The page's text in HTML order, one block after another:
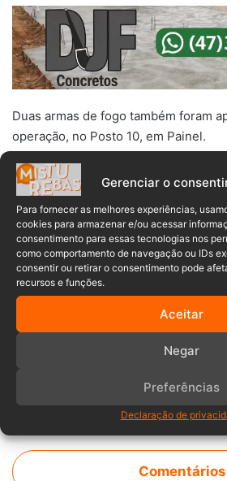
Gerenciar o
Para fornecer as melhores experiências,
cookies para armazenar e/ou acessar
consentimento para essas tecnologias nos
como comportamento de navegação ou IDs
consentir ou retirar o consentimento pode
recursos e funções.
Aceitar
Negar
Preferências
Declaração de
Duas armas de fogo também foram
operação, no Posto 10, em Painel.
No período, foram registrados 49
vítimas e 21 sem vítimas, com 78
rodovias catarinenses. Uma pessoa
Fonte:Governo de SC| PMRv
Comentários